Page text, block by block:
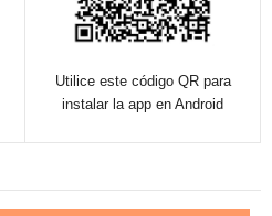
Utilice este código QR para
instalar la app en Android